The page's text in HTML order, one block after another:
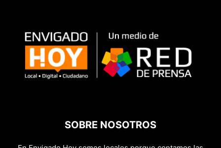
SOBRE NOSOTROS